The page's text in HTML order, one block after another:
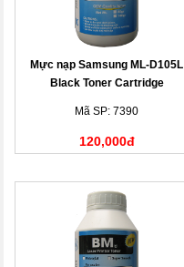
Mực nạp Samsung ML-D105L
Black Toner Cartridge
Mã SP: 7390
120,000đ